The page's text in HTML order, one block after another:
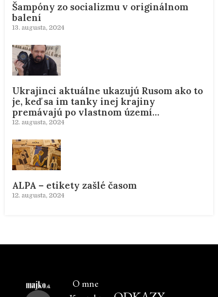
Šampóny zo socializmu v originálnom
balení
13. augusta, 2024
Ukrajinci aktuálne ukazujú Rusom ako to
je, keď sa im tanky inej krajiny
premávajú po vlastnom území…
12. augusta, 2024
ALPA – etikety zašlé časom
12. augusta, 2024
O mne